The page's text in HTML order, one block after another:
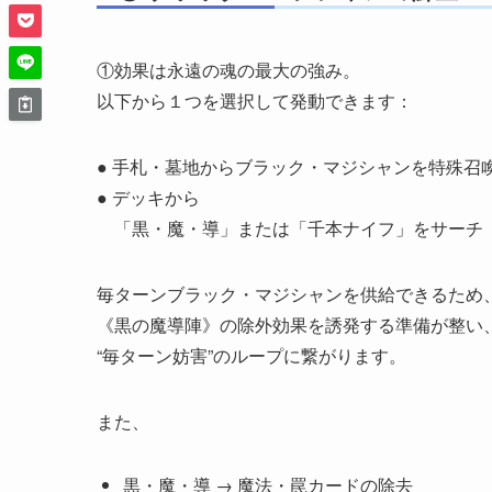
①効果は永遠の魂の最大の強み。
以下から１つを選択して発動できます：
● 手札・墓地からブラック・マジシャンを特殊召
● デッキから
「黒・魔・導」または「千本ナイフ」をサーチ
毎ターンブラック・マジシャンを供給できるため、
《黒の魔導陣》の除外効果を誘発する準備が整い、
“毎ターン妨害”のループに繋がります。
また、
黒・魔・導 → 魔法・罠カードの除去